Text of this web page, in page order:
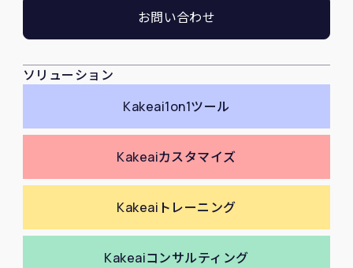
お問い合わせ
ソリューション
Kakeai1on1ツール
Kakeaiカスタマイズ
Kakeai トレーニング
Kakeaiコンサルティング